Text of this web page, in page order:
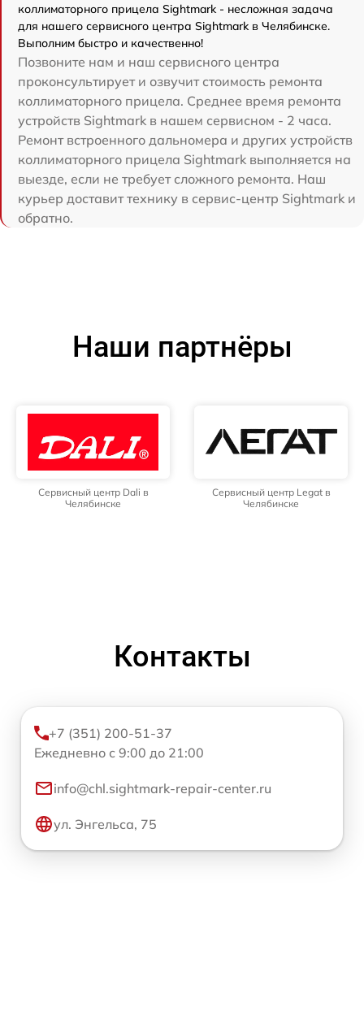
коллиматорного прицела Sightmark - несложная задача
для нашего сервисного центра Sightmark в Челябинске.
Выполним быстро и качественно!
Позвоните нам и наш сервисного центра
проконсультирует и озвучит стоимость ремонта
коллиматорного прицела. Среднее время ремонта
устройств Sightmark в нашем сервисном - 2 часа.
Ремонт встроенного дальномера и других устройств
коллиматорного прицела Sightmark выполняется на
выезде, если не требует сложного ремонта. Наш
курьер доставит технику в сервис-центр Sightmark и
обратно.
Наши партнёры
Сервисный центр Dali в
Челябинске
Сервисный центр Legat в
Челябинске
Контакты
+7 (351) 200-51-37
Ежедневно с 9:00 до 21:00
info@chl.sightmark-repair-center.ru
ул. Энгельса, 75